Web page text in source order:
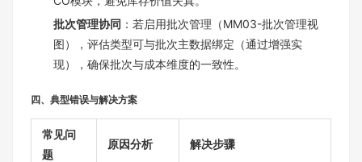
批次管理协同 ：若启用批次管理（MM03-批次管理视
图），评估类型可与批次主数据绑定（通过增强实
现），确保批次与成本维度的一致性。
四、典型错误与解决方案
常见问
题
原因分析 解决步骤